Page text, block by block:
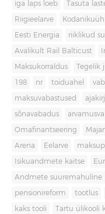
iga laps loeb Tasuta
Riigieelarve
Eesti Energia riiklikud
Avalikult Rail Balticust
Maksukorraldus Tegelik
198 nr toiduahel
maksuvabastused
sõnavabadus
Omafinantseering
Arena Eelarve
Isikuandmete kaitse
Andmete suuremahuline
pensionireform tootlus
kaks tooli Tartu ülikooli